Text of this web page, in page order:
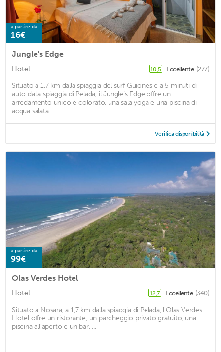
a partire da
16€
Jungle's Edge
Hotel 10,5 Eccellente (277)
Situato a 1,7 km dalla spiaggia del surf Guiones e a 5 minuti di
auto dalla spiaggia di Pelada, il Jungle’s Edge offre un
arredamento unico e colorato, una sala yoga e una piscina di
acqua salata. ...
Verifica disponibilità
a partire da
99€
Olas Verdes Hotel
Hotel 12,7 Eccellente (340)
Situato a Nosara, a 1,7 km dalla spiaggia di Pelada, l'Olas Verdes
Hotel offre un ristorante, un parcheggio privato gratuito, una
piscina all'aperto e un bar. ...